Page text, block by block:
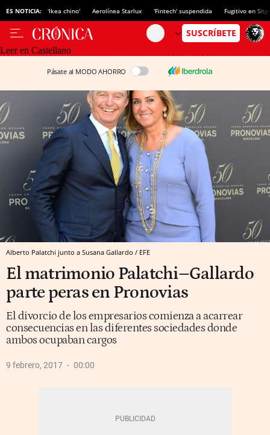
ES NOTICIA: 'Ikea chino' Aerolínea Starlux 'Fintech' suspendida Fugitivo en
Leer en Castellano
Pásate al MODO AHORRO
Alberto Palatchi junto a Susana Gallardo / EFE
El matrimonio Palatchi–Gallardo
parte peras en Pronovias
El divorcio de los empresarios comienza a acarrear
consecuencias en las diferentes sociedades donde
ambos ocupaban cargos
9 febrero, 2017 00:00